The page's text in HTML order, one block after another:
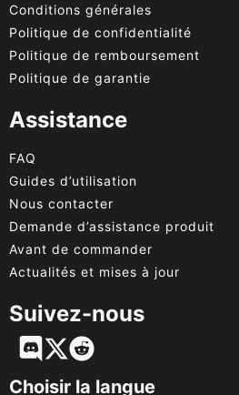
Conditions générales
Politique de confidentialité
Politique de remboursement
Politique de garantie
Assistance
FAQ
Guides d’utilisation
Nous contacter
Demande d’assistance produit
Avant de commander
Actualités et mises à jour
Suivez-nous
Choisir la langue
English
Deutsch